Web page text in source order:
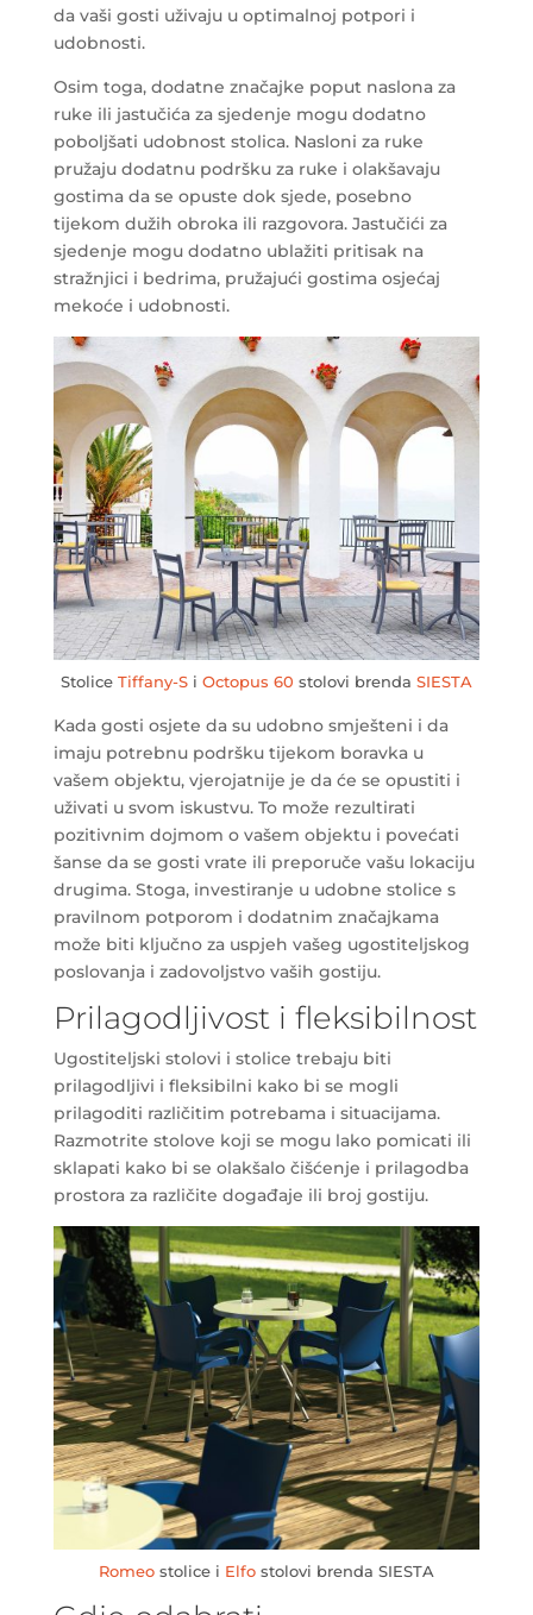
da vaši gosti uživaju u optimalnoj potpori i
udobnosti.
Osim toga, dodatne značajke poput naslona za
ruke ili jastučića za sjedenje mogu dodatno
poboljšati udobnost stolica. Nasloni za ruke
pružaju dodatnu podršku za ruke i olakšavaju
gostima da se opuste dok sjede, posebno
tijekom dužih obroka ili razgovora. Jastučići za
sjedenje mogu dodatno ublažiti pritisak na
stražnjici i bedrima, pružajući gostima osjećaj
mekoće i udobnosti.
Stolice Tiffany-Si Octopus 60 stolovi brenda SIESTA
Kada gosti osjete da su udobno smješteni i da
imaju potrebnu podršku tijekom boravka u
vašem objektu, vjerojatnije je da će se opustiti i
uživati u svom iskustvu. To može rezultirati
pozitivnim dojmom o vašem objektu i povećati
šanse da se gosti vrate ili preporuče vašu lokaciju
drugima. Stoga, investiranje u udobne stolice s
pravilnom potporom i dodatnim značajkama
može biti ključno za uspjeh vašeg ugostiteljskog
poslovanja i zadovoljstvo vaših gostiju.
Prilagodljivost i fleksibilnost
Ugostiteljski stolovi i stolice trebaju biti
prilagodljivi i fleksibilni kako bi se mogli
prilagoditi različitim potrebama i situacijama.
Razmotrite stolove koji se mogu lako pomicati ili
sklapati kako bi se olakšalo čišćenje i prilagodba
prostora za različite događaje ili broj gostiju.
Romeostolice i Elfostolovi brenda SIESTA